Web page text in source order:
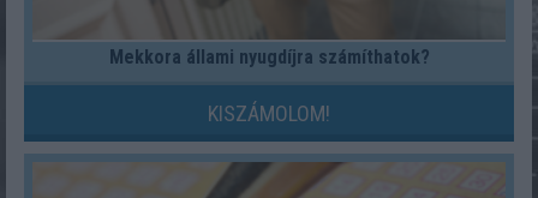
Mekkora állami nyugdíjra számíthatok?
KISZÁMOLOM!